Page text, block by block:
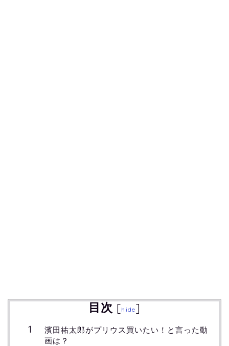
目次 [hide]
濱田祐太郎がプリウス買いたい！と言った動
画は？